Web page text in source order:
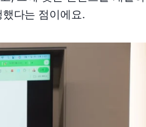
다는 점이에요.